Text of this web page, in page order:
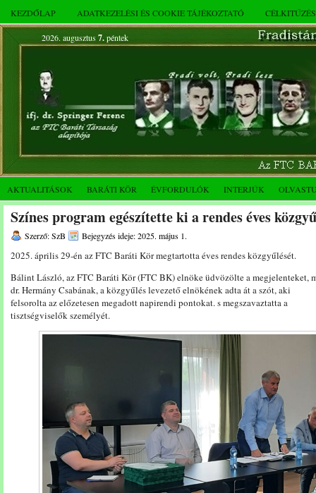
KEZDŐLAP ADATKEZELÉSI ÉS COOKIE TÁJÉKOZTATÓ
2026. augusztus 7.péntek
AKTUALITÁSOK BARÁTI KÖR ÉVFORDULÓK INTERJÚK
Színes program egészítette ki a rendes éves
Szerző: SzB Bejegyzés ideje: 2025. május 1.
2025. április 29-én az FTC Baráti Kör megtartotta éves rendes közgyűlését.
Bálint László, az FTC Baráti Kör (FTC BK) elnöke üdvözölte a megjelenteket,
dr. Hermány Csabának, a közgyűlés levezető elnökének adta át a szót, aki
felsorolta az előzetesen megadott napirendi pontokat. s megszavaztatta a
tisztségviselők személyét.